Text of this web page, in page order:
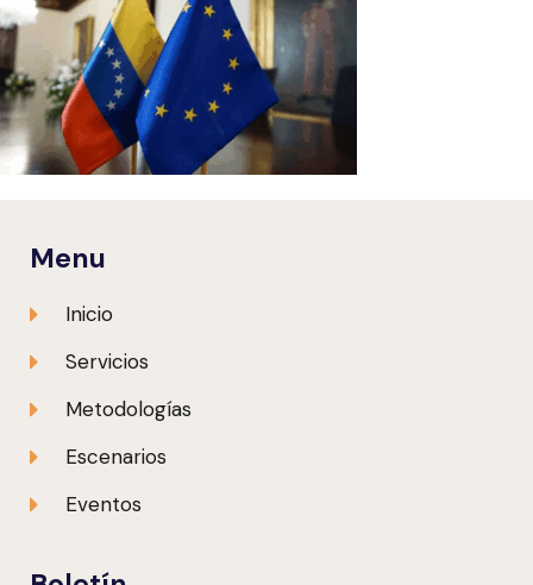
Menu
Inicio
Servicios
Metodologías
Escenarios
Eventos